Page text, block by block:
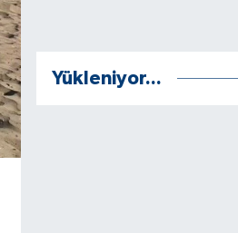
Yükleniyor...